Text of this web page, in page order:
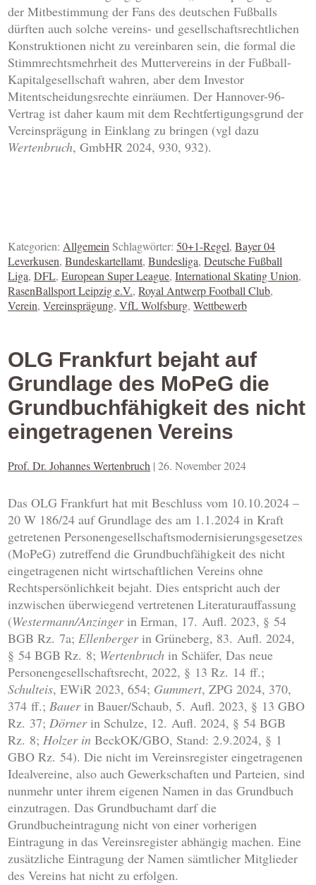
der Mitbestimmung der Fans des deutschen Fußballs
dürften auch solche vereins- und gesellschaftsrechtlichen
Konstruktionen nicht zu vereinbaren sein, die formal die
Stimmrechtsmehrheit des Muttervereins in der Fußball-
Kapitalgesellschaft wahren, aber dem Investor
Mitentscheidungsrechte einräumen. Der Hannover-96-
Vertrag ist daher kaum mit dem Rechtfertigungsgrund der
Vereinsprägung in Einklang zu bringen (vgl dazu
Wertenbruch, GmbHR 2024, 930, 932).
Kategorien:AllgemeinSchlagwörter:50+1-Regel,Bayer 04
Leverkusen,Bundeskartellamt,Bundesliga,Deutsche Fußball
Liga,DFL,European Super League,International Skating Union,
RasenBallsport Leipzig e.V.,Royal Antwerp Football Club,
Verein,Vereinsprägung,VfL Wolfsburg,Wettbewerb
OLG Frankfurt bejaht auf
Grundlage des MoPeG die
Grundbuchfähigkeit des nicht
eingetragenen Vereins
Prof. Dr. Johannes Wertenbruch |26. November 2024
Das OLG Frankfurt hat mit Beschluss vom 10.10.2024 –
20 W 186/24 auf Grundlage des am 1.1.2024 in Kraft
getretenen Personengesellschaftsmodernisierungsgesetzes
(MoPeG) zutreffend die Grundbuchfähigkeit des nicht
eingetragenen nicht wirtschaftlichen Vereins ohne
Rechtspersönlichkeit bejaht. Dies entspricht auch der
inzwischen überwiegend vertretenen Literaturauffassung
(Westermann/Anzingerin Erman, 17. Aufl. 2023, § 54
BGB Rz. 7a;Ellenbergerin Grüneberg, 83. Aufl. 2024,
§ 54 BGB Rz. 8; Wertenbruch in Schäfer, Das neue
Personengesellschaftsrecht, 2022, § 13 Rz. 14 ff.;
Schulteis, EWiR 2023, 654; Gummert, ZPG 2024, 370,
374 ff.;Bauerin Bauer/Schaub, 5. Aufl. 2023, § 13 GBO
Rz. 37;Dörnerin Schulze, 12. Aufl. 2024, § 54 BGB
Rz. 8;Holzer inBeckOK/GBO, Stand: 2.9.2024, § 1
GBO Rz. 54). Die nicht im Vereinsregister eingetragenen
Idealvereine, also auch Gewerkschaften und Parteien, sind
nunmehr unter ihrem eigenen Namen in das Grundbuch
einzutragen. Das Grundbuchamt darf die
Grundbucheintragung nicht von einer vorherigen
Eintragung in das Vereinsregister abhängig machen. Eine
zusätzliche Eintragung der Namen sämtlicher Mitglieder
des Vereins hat nicht zu erfolgen.